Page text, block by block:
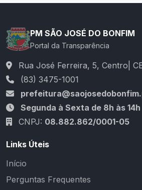
PM SÃO JOSÉ DO BONFIM
Portal da Transparência
Rua José Ferreira, 5, Centro|
(83) 3475-1001
Segunda à Sexta de 8h às 14h
CNPJ: 08.882.862/0001-05
Links Úteis
Início
Perguntas Frequentes